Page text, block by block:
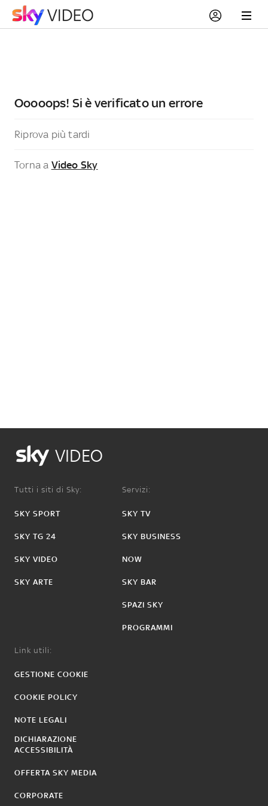
Ooooops! Si è verificato un errore
Riprova più tardi
Torna a Video Sky
VIDEO
Tutti i siti di Sky:
SKY SPORT
SKY TG 24
SKY VIDEO
SKY ARTE
Servizi:
SKY TV
SKY BUSINESS
NOW
SKY BAR
SPAZI SKY
PROGRAMMI
Link utili:
GESTIONE COOKIE
COOKIE POLICY
NOTE LEGALI
DICHIARAZIONE
ACCESSIBILITÀ
OFFERTA SKY MEDIA
CORPORATE